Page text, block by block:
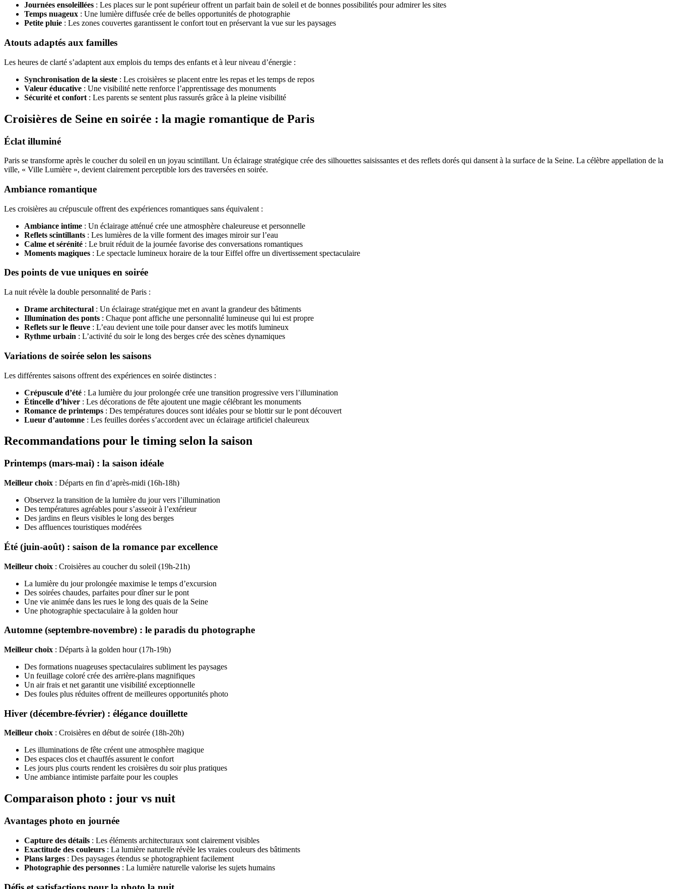
Journées ensoleillées : Les places sur le pont supérieur offrent un parfait bain de soleil et de bonnes possibilités pour admirer les sites
Temps nuageux : Une lumière diffusée crée de belles opportunités de photographie
Petite pluie : Les zones couvertes garantissent le confort tout en préservant la vue sur les paysages
Atouts adaptés aux familles
Les heures de clarté s’adaptent aux emplois du temps des enfants et à leur niveau d’énergie :
Synchronisation de la sieste : Les croisières se placent entre les repas et les temps de repos
Valeur éducative : Une visibilité nette renforce l’apprentissage des monuments
Sécurité et confort : Les parents se sentent plus rassurés grâce à la pleine visibilité
Croisières de Seine en soirée : la magie romantique de Paris
Éclat illuminé
Paris se transforme après le coucher du soleil en un joyau scintillant. Un éclairage stratégique crée des silhouettes saisissantes et des reflets dorés qui dansent à la surface de la Seine. La célèbre appellation de la
ville, « Ville Lumière », devient clairement perceptible lors des traversées en soirée.
Ambiance romantique
Les croisières au crépuscule offrent des expériences romantiques sans équivalent :
Ambiance intime : Un éclairage atténué crée une atmosphère chaleureuse et personnelle
Reflets scintillants : Les lumières de la ville forment des images miroir sur l’eau
Calme et sérénité : Le bruit réduit de la journée favorise des conversations romantiques
Moments magiques : Le spectacle lumineux horaire de la tour Eiffel offre un divertissement spectaculaire
Des points de vue uniques en soirée
La nuit révèle la double personnalité de Paris :
Drame architectural : Un éclairage stratégique met en avant la grandeur des bâtiments
Illumination des ponts : Chaque pont affiche une personnalité lumineuse qui lui est propre
Reflets sur le fleuve : L’eau devient une toile pour danser avec les motifs lumineux
Rythme urbain : L’activité du soir le long des berges crée des scènes dynamiques
Variations de soirée selon les saisons
Les différentes saisons offrent des expériences en soirée distinctes :
Crépuscule d’été : La lumière du jour prolongée crée une transition progressive vers l’illumination
Étincelle d’hiver : Les décorations de fête ajoutent une magie célébrant les monuments
Romance de printemps : Des températures douces sont idéales pour se blottir sur le pont découvert
Lueur d’automne : Les feuilles dorées s’accordent avec un éclairage artificiel chaleureux
Recommandations pour le timing selon la saison
Printemps (mars-mai) : la saison idéale
Meilleur choix : Départs en fin d’après-midi (16h-18h)
Observez la transition de la lumière du jour vers l’illumination
Des températures agréables pour s’asseoir à l’extérieur
Des jardins en fleurs visibles le long des berges
Des affluences touristiques modérées
Été (juin-août) : saison de la romance par excellence
Meilleur choix : Croisières au coucher du soleil (19h-21h)
La lumière du jour prolongée maximise le temps d’excursion
Des soirées chaudes, parfaites pour dîner sur le pont
Une vie animée dans les rues le long des quais de la Seine
Une photographie spectaculaire à la golden hour
Automne (septembre-novembre) : le paradis du photographe
Meilleur choix : Départs à la golden hour (17h-19h)
Des formations nuageuses spectaculaires subliment les paysages
Un feuillage coloré crée des arrière-plans magnifiques
Un air frais et net garantit une visibilité exceptionnelle
Des foules plus réduites offrent de meilleures opportunités photo
Hiver (décembre-février) : élégance douillette
Meilleur choix : Croisières en début de soirée (18h-20h)
Les illuminations de fête créent une atmosphère magique
Des espaces clos et chauffés assurent le confort
Les jours plus courts rendent les croisières du soir plus pratiques
Une ambiance intimiste parfaite pour les couples
Comparaison photo : jour vs nuit
Avantages photo en journée
Capture des détails : Les éléments architecturaux sont clairement visibles
Exactitude des couleurs : La lumière naturelle révèle les vraies couleurs des bâtiments
Plans larges : Des paysages étendus se photographient facilement
Photographie des personnes : La lumière naturelle valorise les sujets humains